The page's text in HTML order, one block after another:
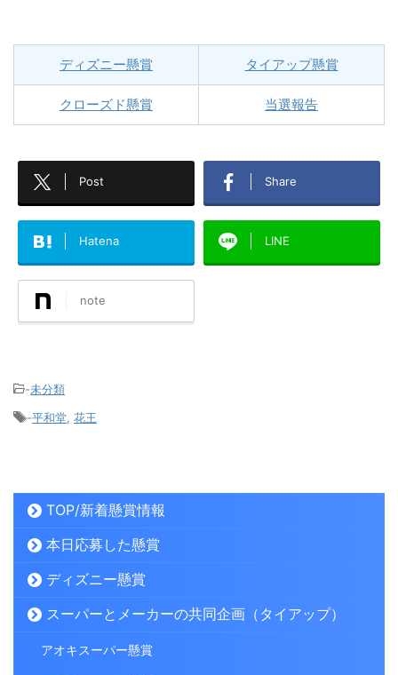
ディズニー懸賞 タイアップ懸賞
クローズド懸賞 当選報告
Post Share
Hatena LINE
note
-未分類
-平和堂 花王
TOP/新着懸賞情報
本日応募した懸賞
ディズニー懸賞
スーパーとメーカーの共同企画（タイアップ）
アオキスーパー懸賞